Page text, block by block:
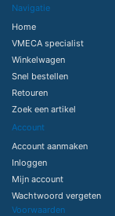
Navigatie
Home
VMECA specialist
Winkelwagen
Snel bestellen
Retouren
Zoek een artikel
Account
Account aanmaken
Inloggen
Mijn account
Wachtwoord vergeten
Voorwaarden